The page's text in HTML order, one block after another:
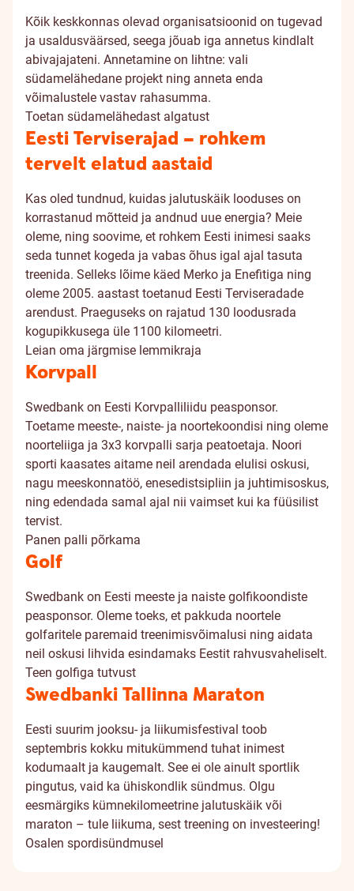
Kõik keskkonnas olevad organisatsioonid on tugevad
ja usaldusväärsed, seega jõuab iga annetus kindlalt
abivajajateni. Annetamine on lihtne: vali
südamelähedane projekt ning anneta enda
võimalustele vastav rahasumma.
Toetan südamelähedast algatust
Eesti Terviserajad – rohkem
tervelt elatud aastaid
Kas oled tundnud, kuidas jalutuskäik looduses on
korrastanud mõtteid ja andnud uue energia? Meie
oleme, ning soovime, et rohkem Eesti inimesi saaks
seda tunnet kogeda ja vabas õhus igal ajal tasuta
treenida. Selleks lõime käed Merko ja Enefitiga ning
oleme 2005. aastast toetanud Eesti Terviseradade
arendust. Praeguseks on rajatud 130 loodusrada
kogupikkusega üle 1100 kilomeetri.
Leian oma järgmise lemmikraja
Korvpall
Swedbank on Eesti Korvpalliliidu peasponsor.
Toetame meeste-, naiste- ja noortekoondisi ning oleme
noorteliiga ja 3x3 korvpalli sarja peatoetaja. Noori
sporti kaasates aitame neil arendada elulisi oskusi,
nagu meeskonnatöö, enesedistsipliin ja juhtimisoskus,
ning edendada samal ajal nii vaimset kui ka füüsilist
tervist.
Panen palli põrkama
Golf
Swedbank on Eesti meeste ja naiste golfikoondiste
peasponsor. Oleme toeks, et pakkuda noortele
golfaritele paremaid treenimisvõimalusi ning aidata
neil oskusi lihvida esindamaks Eestit rahvusvaheliselt.
Teen golfiga tutvust
Swedbanki Tallinna Maraton
Eesti suurim jooksu- ja liikumisfestival toob
septembris kokku mitukümmend tuhat inimest
kodumaalt ja kaugemalt. See ei ole ainult sportlik
pingutus, vaid ka ühiskondlik sündmus. Olgu
eesmärgiks kümnekilomeetrine jalutuskäik või
maraton – tule liikuma, sest treening on investeering!
Osalen spordisündmusel